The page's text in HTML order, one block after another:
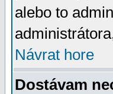
alebo to
Návrat hore
Dostávam